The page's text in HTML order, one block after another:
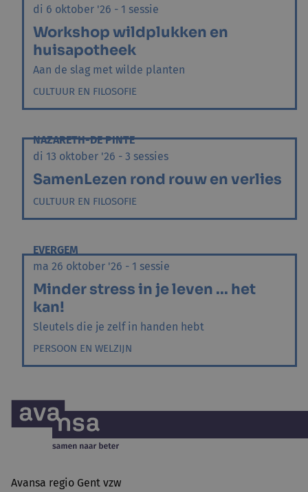
di 6 oktober '26 - 1 sessie
Workshop wildplukken en
huisapotheek
Aan de slag met wilde planten
CULTUUR EN FILOSOFIE
NAZARETH-DE PINTE
di 13 oktober '26 - 3 sessies
SamenLezen rond rouw en verlies
CULTUUR EN FILOSOFIE
EVERGEM
ma 26 oktober '26 - 1 sessie
Minder stress in je leven ... het
kan!
Sleutels die je zelf in handen hebt
PERSOON EN WELZIJN
Avansa regio Gent vzw